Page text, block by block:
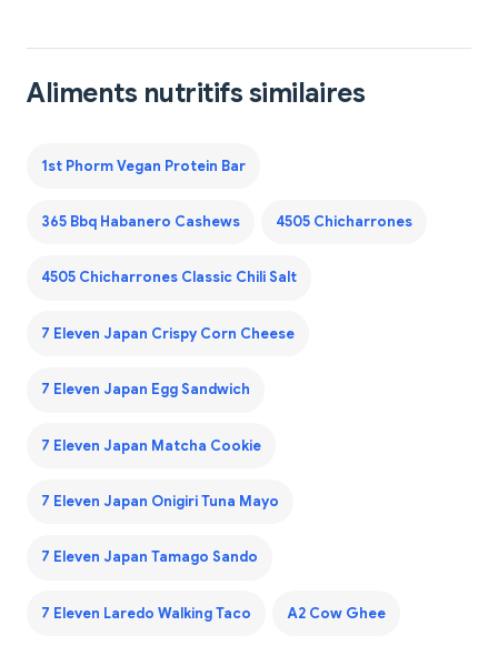
Aliments nutritifs similaires
1st Phorm Vegan Protein Bar
365 Bbq Habanero Cashews 4505 Chicharrones
4505 Chicharrones Classic Chili Salt
7 Eleven Japan Crispy Corn Cheese
7 Eleven Japan Egg Sandwich
7 Eleven Japan Matcha Cookie
7 Eleven Japan Onigiri Tuna Mayo
7 Eleven Japan Tamago Sando
7 Eleven Laredo Walking Taco A2 Cow Ghee